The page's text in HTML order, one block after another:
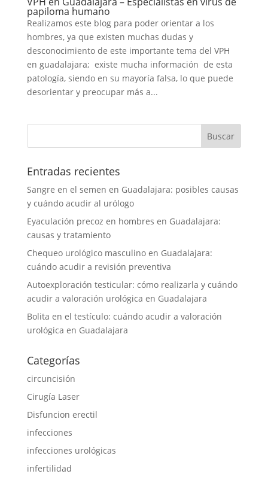
papiloma humano
Realizamos este blog para poder orientar a los
hombres, ya que existen muchas dudas y
desconocimiento de este importante tema del VPH
en guadalajara; existe mucha información de esta
patología, siendo en su mayoría falsa, lo que puede
desorientar y preocupar más a...
Entradas recientes
Sangre en el semen en Guadalajara: posibles causas
y cuándo acudir al urólogo
Eyaculación precoz en hombres en Guadalajara:
causas y tratamiento
Chequeo urológico masculino en Guadalajara:
cuándo acudir a revisión preventiva
Autoexploración testicular: cómo realizarla y cuándo
acudir a valoración urológica en Guadalajara
Bolita en el testículo: cuándo acudir a valoración
urológica en Guadalajara
Categorías
circuncisión
Cirugía Laser
Disfuncion erectil
infecciones
infecciones urológicas
infertilidad